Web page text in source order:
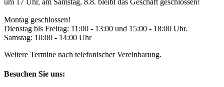
um 17 Uhr, am Samstag, 8.8. bleibt das Geschäft geschlossen!
Montag geschlossen!
Dienstag bis Freitag: 11:00 - 13:00 und 15:00 - 18:00 Uhr.
Samstag: 10:00 - 14:00 Uhr
Weitere Termine nach telefonischer Vereinbarung.
Besuchen Sie uns: